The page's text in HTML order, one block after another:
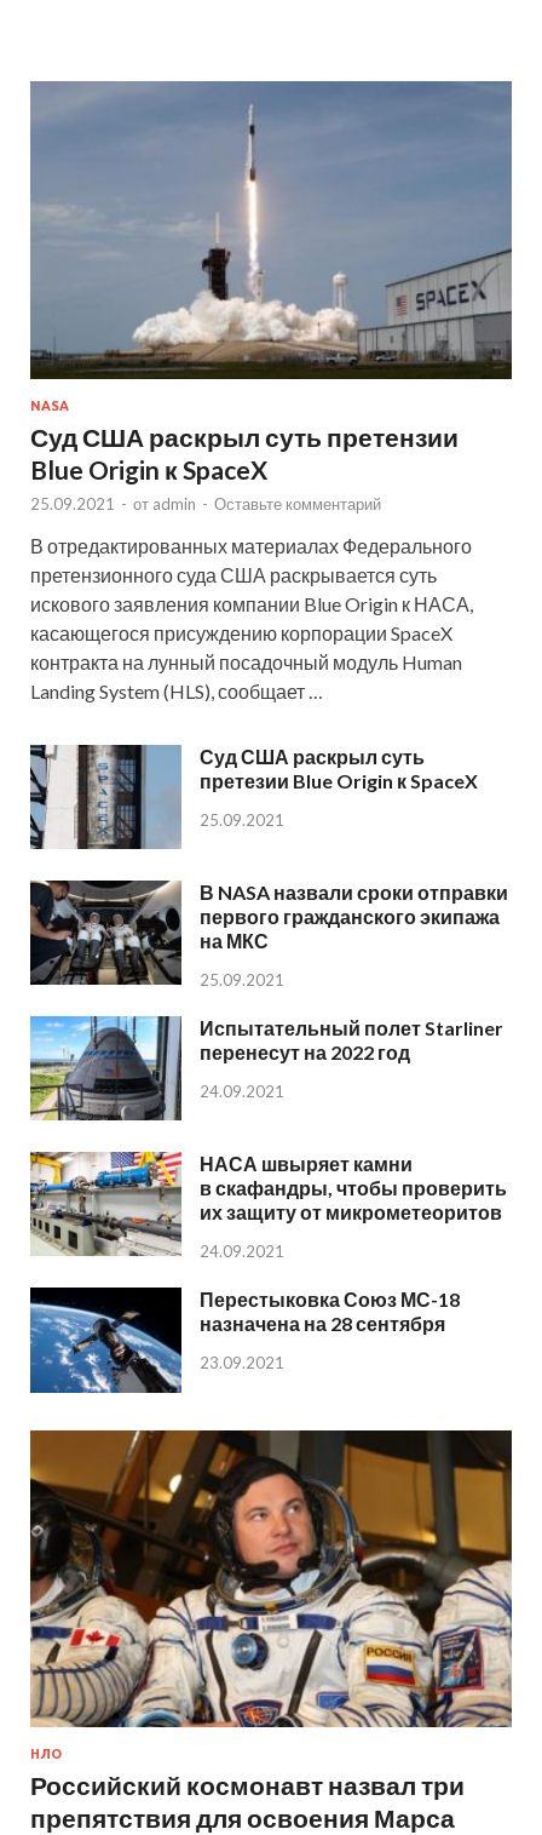
NASA
Суд США раскрыл суть претензии
Blue Origin к SpaceX
25.09.2021 - от admin - Оставьте комментарий
В отредактированных материалах Федерального
претензионного суда США раскрывается суть
искового заявления компании Blue Origin к НАСА,
касающегося присуждению корпорации SpaceX
контракта на лунный посадочный модуль Human
Landing System (HLS), сообщает …
Суд США раскрыл суть
претезии Blue Origin к SpaceX
25.09.2021
В NASA назвали сроки отправки
первого гражданского экипажа
на МКС
25.09.2021
Испытательный полет Starliner
перенесут на 2022 год
24.09.2021
НАСА швыряет камни
в скафандры, чтобы проверить
их защиту от микрометеоритов
24.09.2021
Перестыковка Союз МС-18
назначена на 28 сентября
23.09.2021
НЛО
Российский космонавт назвал три
препятствия для освоения Марса